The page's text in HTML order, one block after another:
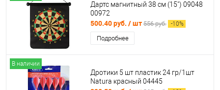
Дартс магнитный 38 см (15") 09048
00972
500.40 руб. / шт 556 руб. -10%
Подробнее
В наличии
Дротики 5 шт пластик 24 гр/1шт
Natura красный 04445